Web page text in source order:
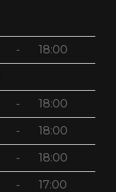
- 18:00
- 18:00
- 18:00
- 18:00
- 17:00